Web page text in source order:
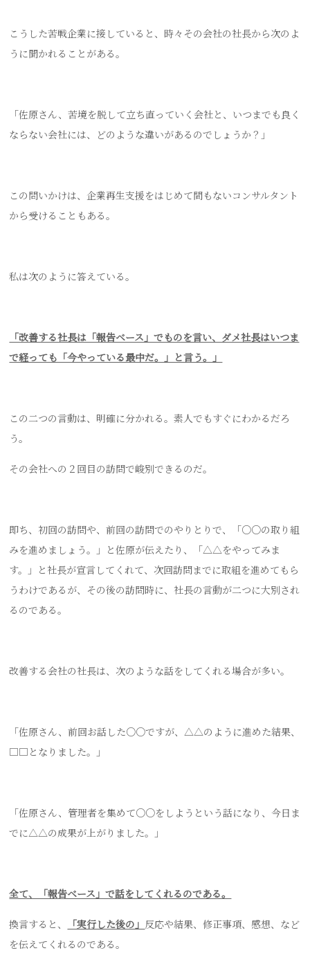
こうした苦戦企業に接していると、時々その会社の社長から次のよ
うに聞かれることがある。
「佐原さん、苦境を脱して立ち直っていく会社と、いつまでも良く
ならない会社には、どのような違いがあるのでしょうか？」
この問いかけは、企業再生支援をはじめて間もないコンサルタント
から受けることもある。
私は次のように答えている。
「改善する社長は「報告ベース」でものを言い、ダメ社長はいつま
で経っても「今やっている最中だ。」と言う。」
この二つの言動は、明確に分かれる。素人でもすぐにわかるだろ
う。
その会社への２回目の訪問で峻別できるのだ。
即ち、初回の訪問や、前回の訪問でのやりとりで、「○○の取り組
みを進めましょう。」と佐原が伝えたり、「△△をやってみま
す。」と社長が宣言してくれて、次回訪問までに取組を進めてもら
うわけであるが、その後の訪問時に、社長の言動が二つに大別され
るのである。
改善する会社の社長は、次のような話をしてくれる場合が多い。
「佐原さん、前回お話した○○ですが、△△のように進めた結果、
□□となりました。」
「佐原さん、管理者を集めて○○をしようという話になり、今日ま
でに△△の成果が上がりました。」
全て、「報告ベース」で話をしてくれるのである。
換言すると、 「実行した後の」 反応や結果、修正事項、感想、など
を伝えてくれるのである。